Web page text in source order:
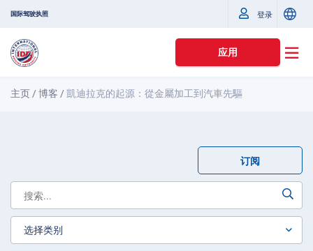
国际驾驶执照 登录
应用
主页 /博客 /凱迪拉克的起源：從金屬加工到汽車先驅
订阅